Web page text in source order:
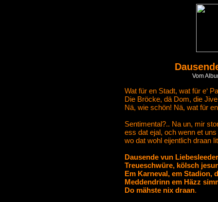
Vom
Wat für en Stadt, wat für e‘
Die Bröcke, dä Dom, die
Nä, wie schön! Nä, wat für
Sentimental?.. Na un, mir
ess dat ejal, och wenn et
wo dat wohl eijentlich draan
Dausende vun
Treueschwüre, kölsch
Em Karneval, em Stadion,
Meddendrinn em Häzz
Do mähste nix draan.